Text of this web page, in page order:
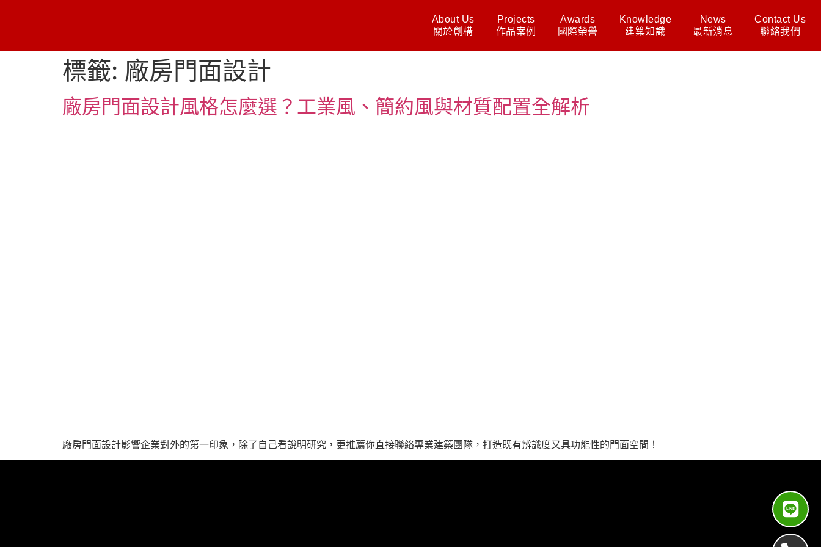
About Us
關於創構
Projects
作品案例
Awards
國際榮譽
Knowledge
建築知識
News
最新消息
Contact Us
聯絡我們
標籤: 廠房門面設計
廠房門面設計風格怎麼選？工業風、簡約風與材質配置全解析
廠房門面設計影響企業對外的第一印象，除了自己看說明研究，更推薦你直接聯絡專業建築團隊，打造既有辨識度又具功能性的門面空間！